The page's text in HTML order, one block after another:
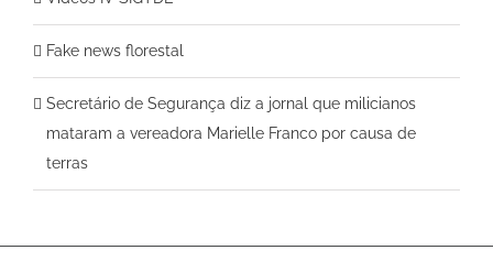
Fake news florestal
Secretário de Segurança diz a jornal que milicianos
mataram a vereadora Marielle Franco por causa de
terras